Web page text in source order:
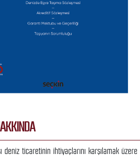
deniz ticaretinin ihtiyaçlarını karşılamak